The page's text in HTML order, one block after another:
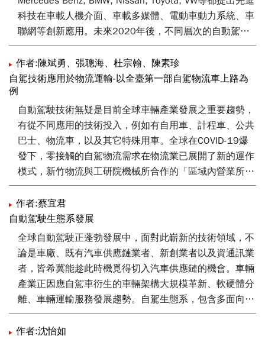
科技在車載人機介面、車載多媒體、電動車動力系統、車
聯網等創新應用。未來2020年後，不同層次的自動駕
駛、聯網與電動車的議題會更受各界的重視。在此發展趨
勢下，將提供2030年未來汽車發展主軸與潛力產品預
測，作為各界進行相關研究的參考重要依據。
作者:陳斌勇、張聰海、杜宗翰、陳素珍
自駕技術應用於物流運輸-以全臺第一部自駕物流車上路為
例
自動駕駛技術無疑是目前全球車輛產業發展之重要趨勢，
有從不同應用的技術投入，例如有自用車、計程車、公共
巴士、物流車，以及其它特殊用車。全球在COVID-19爆
發下，零接觸的自駕物流需求在物流業已展開了新的運作
模式，新竹物流與工研院機械所合作的「區域內營業所間
自駕直送」自駕物流創新營運模式，透過自駕物流車取代
不足的貨車營業司機人力，並達到紓解物流轉運中心的轉
運貨量，未來更希望能推動到全台的各營業所。自駕物流
同時也是工研院機械所自駕團隊關注的重要服務應用之
一，未來還有許多服務應用待與國內外廠商合作，例如工
業園區無人駕駛送貨服務、空/海港園區無人運送服務、
及公共運輸車隊服務等，以落實自駕技術產業應用。
作者:蔡宜君
自動駕駛生態系發展
全球自動駕駛正蓬勃發展中，面對此嶄新的技術領域，不
論是車廠、既有汽車供應鏈業者、新創業者以及資通訊業
者，皆希冀能趁此時機覓得切入汽車供應鏈的機會。車輛
產業正因應自駕車衍生的車輛架構大規模革新、軟硬體分
離、車輛運輸服務發展趨勢。自駕生態系，包含多面向領
域的發展，如何藉既有優勢之處延伸，或在不足之處透過
不同領域業者間的合作、投資、收購成為車廠與既有供應
作者:沈怡如